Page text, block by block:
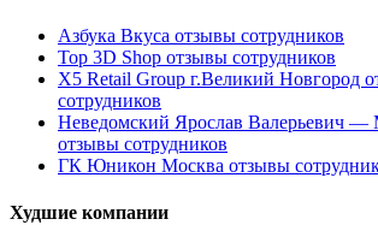
Азбука Вкуса отзывы сотрудников
Top 3D Shop отзывы сотрудников
X5 Retail Group г.Великий Новгород
сотрудников
Неведомский Ярослав Валерьевич
отзывы сотрудников
ГК Юникон Москва отзывы
Худшие компании